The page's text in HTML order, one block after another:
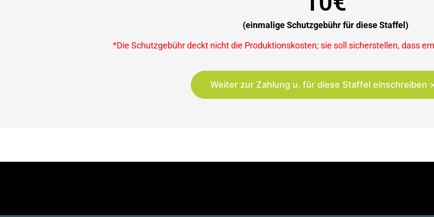
(einmalige Schutzgebühr für diese Staffel)
*Die Schutzgebühr deckt nicht die Produktionskosten; sie soll sicherstellen, dass
Weiter zur Zahlung u. für diese Staffel einschreiben